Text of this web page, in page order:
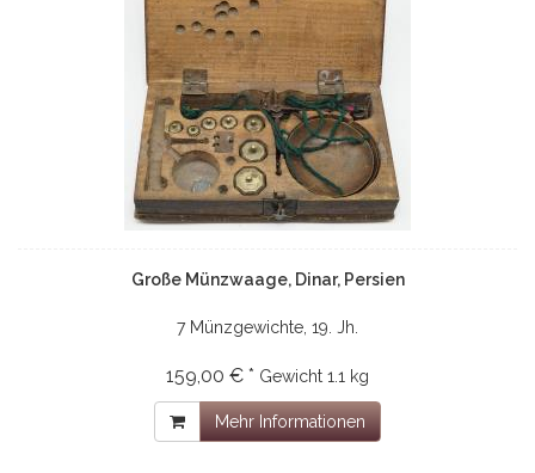
Große Münzwaage, Dinar, Persien
7 Münzgewichte, 19. Jh.
159,00 € * Gewicht 1.1 kg
Mehr Informationen